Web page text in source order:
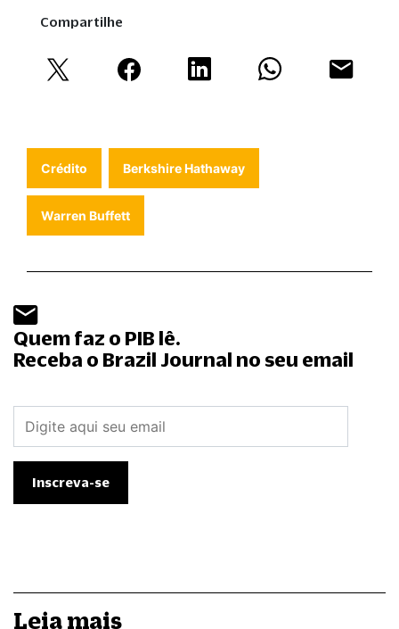
Compartilhe
Crédito Berkshire Hathaway
Warren Buffett
Quem faz o PIB lê.
Receba o Brazil Journal no seu email
Leia mais